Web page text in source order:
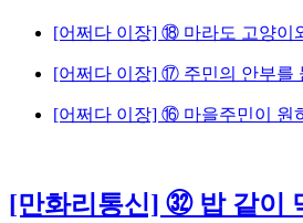
[어쩌다 이장] ⑱ 마라도 고양이
[어쩌다 이장] ⑰ 주민의 안부를
[어쩌다 이장] ⑯ 마을주민이 원
[만화리통신] ㉜ 밥 같이